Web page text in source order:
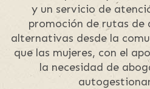
y un servicio de
promoción de rutas de
alternativas desde la
que las mujeres, con el
la necesidad de